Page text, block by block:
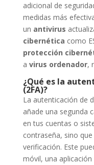
adicional de
medidas más
un antivirus
cibernética como
protección
a virus ordenador,
¿Qué es la
(2FA)?
La autenticación de
añade una segunda
en tus cuentas o
contraseña, sino
verificación. Este
móvil, una